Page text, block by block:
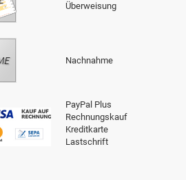
Überweisung
Nachnahme
PayPal Plus
Rechnungskauf
Kreditkarte
Lastschrift